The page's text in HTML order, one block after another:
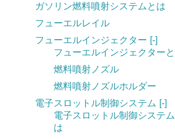
ガソリン燃料噴射システムとは
フューエルレイル
フューエルインジェクター [-]
フューエルインジェクター
燃料噴射ノズル
燃料噴射ノズルホルダー
電子スロットル制御システム [-]
電子スロットル制御システ
は